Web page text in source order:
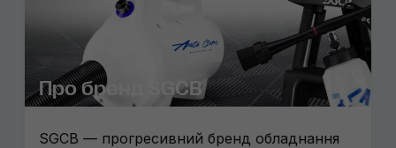
Про бренд SGCB
SGCB — прогресивний бренд обладнання